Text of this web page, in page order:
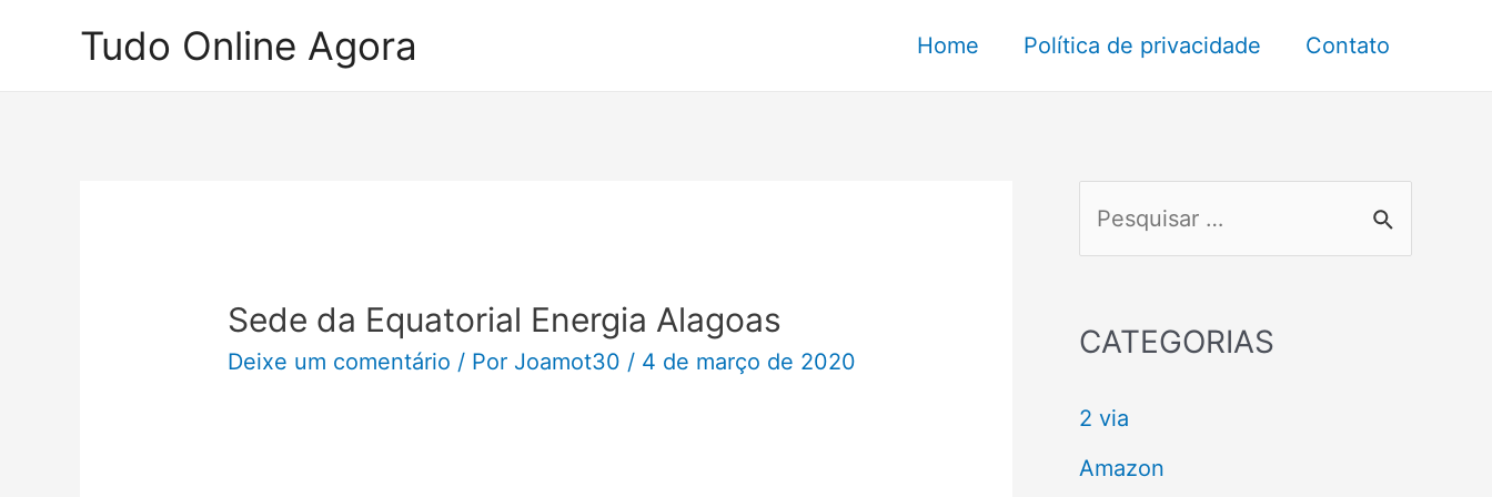
Tudo Online Agora Home Política de privacidade Contato
Sede da Equatorial Energia Alagoas
Deixe um comentário / Por Joamot30 / 4 de março de 2020
q
i
s
CATEGORIAS
2 via
Amazon